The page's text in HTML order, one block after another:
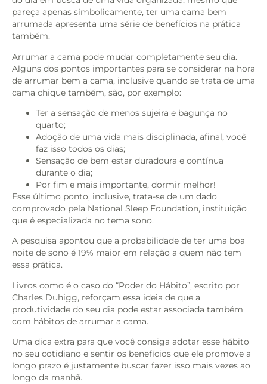
pareça apenas simbolicamente, ter uma cama bem
arrumada apresenta uma série de benefícios na prática
também.
Arrumar a cama pode mudar completamente seu dia.
Alguns dos pontos importantes para se considerar na hora
de arrumar bem a cama, inclusive quando se trata de uma
cama chique também, são, por exemplo:
Ter a sensação de menos sujeira e bagunça no
quarto;
Adoção de uma vida mais disciplinada, afinal, você
faz isso todos os dias;
Sensação de bem estar duradoura e contínua
durante o dia;
Por fim e mais importante, dormir melhor!
Esse último ponto, inclusive, trata-se de um dado
comprovado pela National Sleep Foundation, instituição
que é especializada no tema sono.
A pesquisa apontou que a probabilidade de ter uma boa
noite de sono é 19% maior em relação a quem não tem
essa prática.
Livros como é o caso do “Poder do Hábito”, escrito por
Charles Duhigg, reforçam essa ideia de que a
produtividade do seu dia pode estar associada também
com hábitos de arrumar a cama.
Uma dica extra para que você consiga adotar esse hábito
no seu cotidiano e sentir os benefícios que ele promove a
longo prazo é justamente buscar fazer isso mais vezes ao
longo da manhã.